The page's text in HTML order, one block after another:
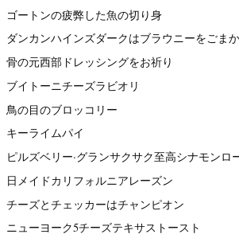
ゴートンの疲弊した魚の切り身
ダンカンハインズダークはブラウニーをごま
骨の元西部ドレッシングをお祈り
ブイトーニチーズラビオリ
鳥の目のブロッコリー
キーライムパイ
ピルズベリー·グランサクサク至高シナモンロ
日メイドカリフォルニアレーズン
チーズとチェッカーはチャンピオン
ニューヨーク5チーズテキサストースト